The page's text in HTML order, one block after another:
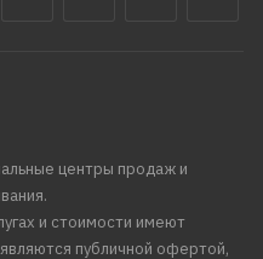
центры продаж и
и стоимости имеют
публичной офертой,